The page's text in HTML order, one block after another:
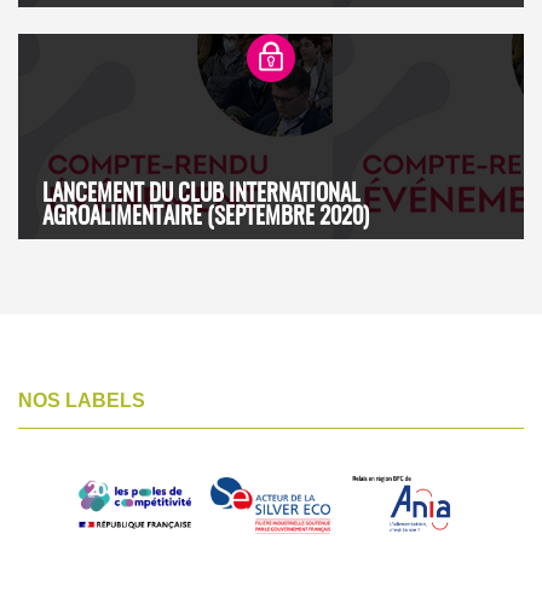
LANCEMENT DU CLUB INTERNATIONAL
AGROALIMENTAIRE (SEPTEMBRE 2020)
NOS LABELS